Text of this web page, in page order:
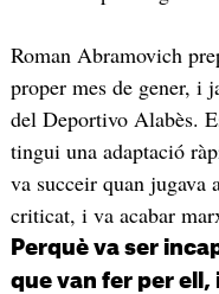
Roman Abramovich
proper mes de gener, i
del Deportivo Alabès.
tingui una adaptació
va succeir quan
criticat, i va acabar
Perquè va ser
que van fer per ell,